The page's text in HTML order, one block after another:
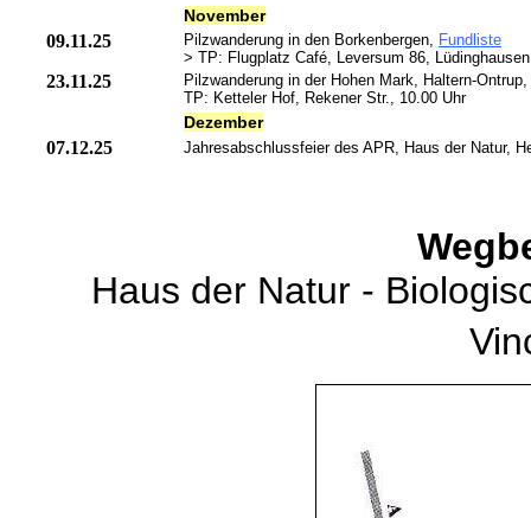
November
09.11.25 Pilzwanderung in den Borkenbergen, Fundliste
> TP: Flugplatz Café, Leversum 86,
23.11.25
Pilzwanderung in der Hohen Mark, Haltern-Ontrup,
TP: Ketteler Hof, Rekener Str., 10.00 Uhr
Dezember
07.12.25 Jahresabschlussfeier des APR, Haus der Natur,
Haus der Natur -